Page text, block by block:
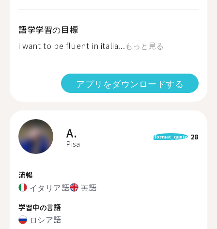
語学学習の目標
i want to be fluent in italia...もっと見る
アプリをダウンロードする
A.
Pisa
format_quote 28
流暢
イタリア語 英語
学習中の言語
ロシア語